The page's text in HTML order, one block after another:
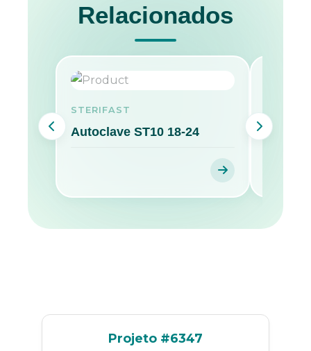
Relacionados
STERIFAST
Autoclave ST10 18-24
Projeto #6347